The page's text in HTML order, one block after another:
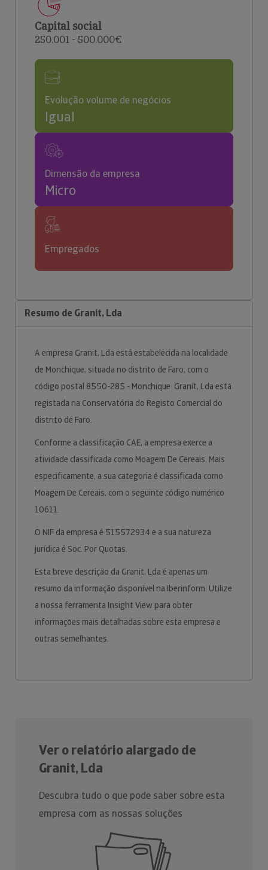
Capital social
250.001 - 500.000€
Evolução volume de negócios
Igual
Dimensão da empresa
Micro
Empregados
Resumo de Granit, Lda
A empresa Granit, Lda está estabelecida na localidade
de Monchique, situada no distrito de Faro, com o
código postal 8550-285 - Monchique. Granit, Lda está
registada na Conservatória do Registo Comercial do
distrito de Faro.
Conforme a classificação CAE, a empresa exerce a
atividade classificada como Moagem De Cereais. Mais
especificamente, a sua categoria é classificada como
Moagem De Cereais, com o seguinte código numérico
10611.
O NIF da empresa é 515572934 e a sua natureza
jurídica é Soc. Por Quotas.
Esta breve descrição da Granit, Lda é apenas um
resumo da informação disponível na Iberinform. Utilize
a nossa ferramenta Insight View para obter
informações mais detalhadas sobre esta empresa e
outras semelhantes.
Ver o relatório alargado de
Granit, Lda
Descubra tudo o que pode saber sobre esta
empresa com as nossas soluções